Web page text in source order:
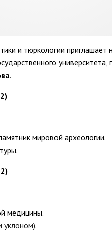
и тюркологии
.
мировой археологии.
медицины.
уклоном).